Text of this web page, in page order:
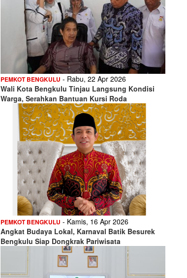
PEMKOT BENGKULU - Rabu, 22 Apr 2026
Wali Kota Bengkulu Tinjau Langsung Kondisi
Warga, Serahkan Bantuan Kursi Roda
PEMKOT BENGKULU - Kamis, 16 Apr 2026
Angkat Budaya Lokal, Karnaval Batik Besurek
Bengkulu Siap Dongkrak Pariwisata